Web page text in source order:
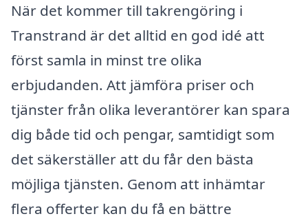
När det kommer till takrengöring i
Transtrand är det alltid en god idé att
först samla in minst tre olika
erbjudanden. Att jämföra priser och
tjänster från olika leverantörer kan spara
dig både tid och pengar, samtidigt som
det säkerställer att du får den bästa
möjliga tjänsten. Genom att inhämtar
flera offerter kan du få en bättre